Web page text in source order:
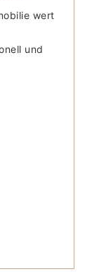
wert
und